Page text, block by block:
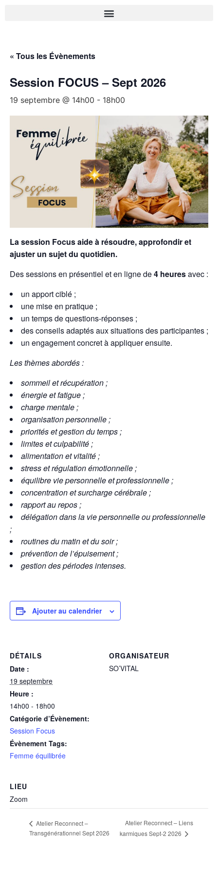
« Tous les Évènements
Session FOCUS – Sept 2026
19 septembre @ 14h00 - 18h00
La session Focus aide à résoudre, approfondir et
ajuster un sujet du quotidien.
Des sessions en présentiel et en ligne de4 heuresavec :
un apport ciblé ;
une mise en pratique ;
un temps de questions-réponses ;
des conseils adaptés aux situations des participantes ;
un engagement concret à appliquer ensuite.
Les thèmes abordés :
sommeil et récupération ;
énergie et fatigue ;
charge mentale ;
organisation personnelle ;
priorités et gestion du temps ;
limites et culpabilité ;
alimentation et vitalité ;
stress et régulation émotionnelle ;
équilibre vie personnelle et professionnelle ;
concentration et surcharge cérébrale ;
rapport au repos ;
délégation dans la vie personnelle ou professionnelle
;
routines du matin et du soir ;
prévention de l’épuisement ;
gestion des périodes intenses.
Ajouter au calendrier
DÉTAILS
Date :
19 septembre
Heure :
14h00 - 18h00
Catégorie d’Évènement:
Session Focus
Évènement Tags:
Femme équilibrée
ORGANISATEUR
SO’VITAL
LIEU
Zoom
Atelier Reconnect –
Transgénérationnel Sept 2026
Atelier Reconnect – Liens
karmiques Sept-2 2026